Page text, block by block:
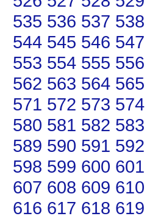
535 536 537 538
544 545 546 547
553 554 555 556
562 563 564 565
571 572 573 574
580 581 582 583
589 590 591 592
598 599 600 601
607 608 609 610
616 617 618 619